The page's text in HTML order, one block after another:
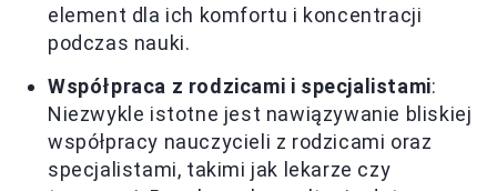
element dla ich komfortu i koncentracji
podczas nauki.
Współpraca z rodzicami i specjalistami:
Niezwykle istotne jest nawiązywanie bliskiej
współpracy nauczycieli z rodzicami oraz
specjalistami, takimi jak lekarze czy